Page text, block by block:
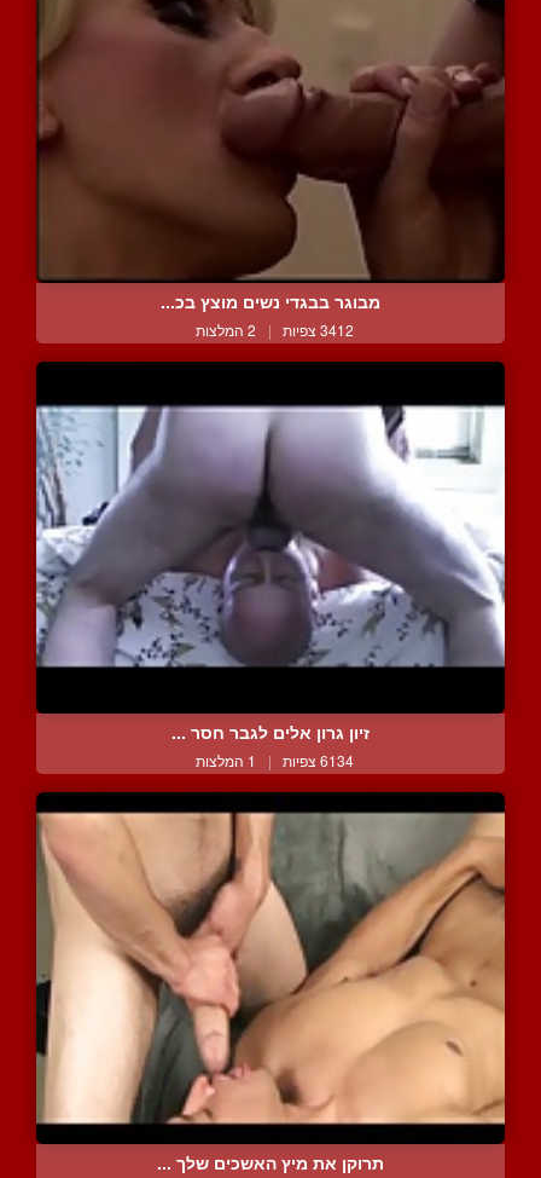
מבוגר בבגדי נשים מוצץ בכ...
3412 צפיות | 2 המלצות
זיון גרון אלים לגבר חסר ...
6134 צפיות | 1 המלצות
תרוקן את מיץ האשכים שלך ...